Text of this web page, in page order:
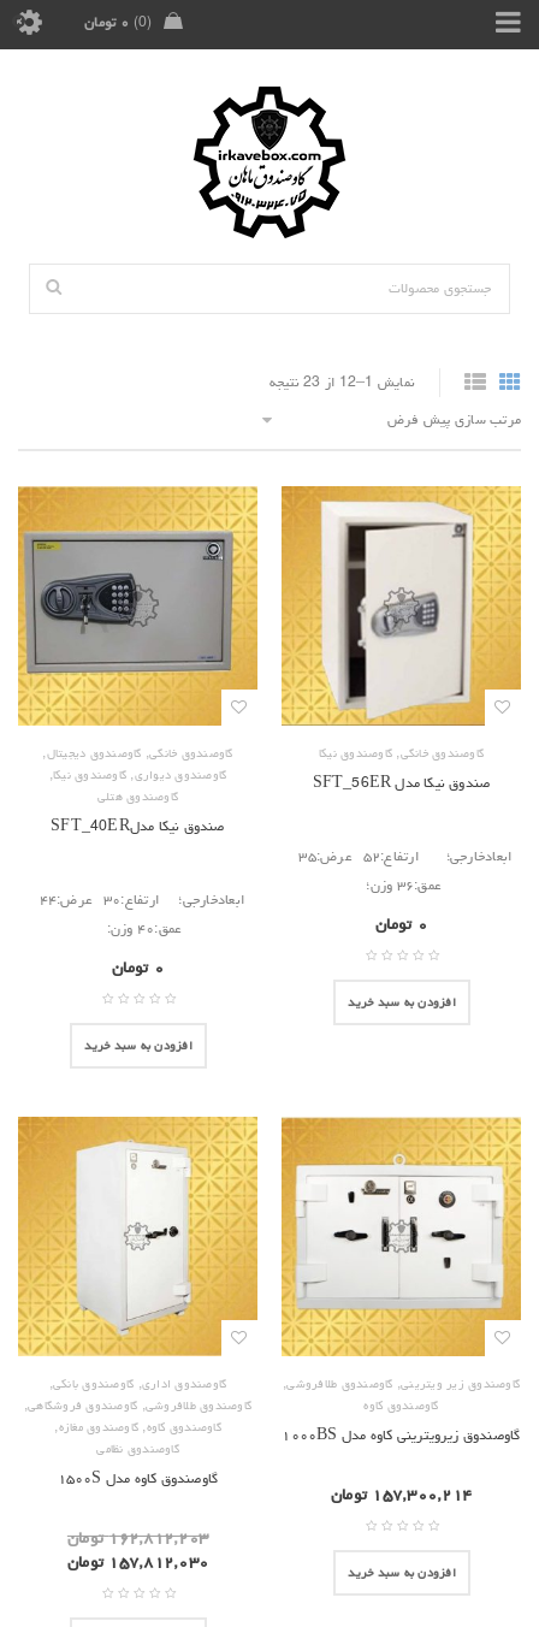
۰ تومان 0
نمایش 1–12 از 23 نتیجه
مرتب سازی پیش فرض
گاوصندوق خانگی, گاوصندوق نیکا
صندوق نیکا مدل SFT_56ER
ابعادخارجی؛ ارتفاع:۵۲ عرض:۳۵
عمق:۳۶ وزن؛
۰ تومان
افزودن به سبد خرید
گاوصندوق خانگی, گاوصندوق دیجیتال,
گاوصندوق دیواری, گاوصندوق نیکا,
گاوصندوق هتلی
صندوق نیکا مدلSFT_40ER
عمق:۴۰ وزن:
۰ تومان
افزودن به سبد خرید
گاوصندوق زیر ویترینی, گاوصندوق طلافروشی,
گاوصندوق کاوه
گاوصندوق زیرویترینی کاوه مدل ۱۰۰۰BS
۱۵۷,۳۰۰,۲۱۴ تومان
افزودن به سبد خرید
گاوصندوق اداری, گاوصندوق بانکی,
گاوصندوق طلافروشی, گاوصندوق فروشگاهی,
گاوصندوق کاوه, گاوصندوق مغازه,
گاوصندوق نظامی
گاوصندوق کاوه مدل ۱۵۰۰S
۱۶۲,۸۱۲,۲۰۳تومان
۱۵۷,۸۱۲,۰۳۰ تومان